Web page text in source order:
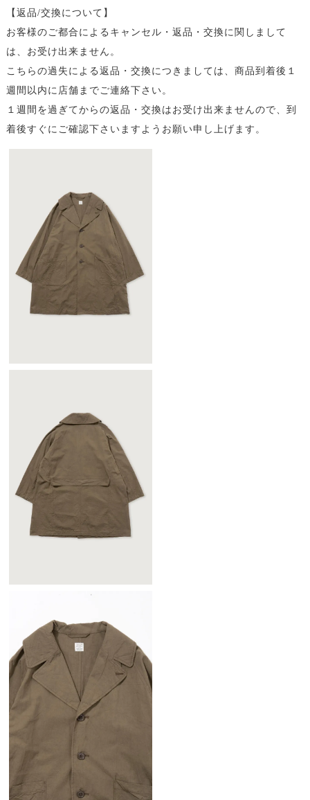
【返品/交換について】
お客様のご都合によるキャンセル・返品・交換に関しまして
は、お受け出来ません。
こちらの過失による返品・交換につきましては、商品到着後１
週間以内に店舗までご連絡下さい。
１週間を過ぎてからの返品・交換はお受け出来ませんので、到
着後すぐにご確認下さいますようお願い申し上げます。